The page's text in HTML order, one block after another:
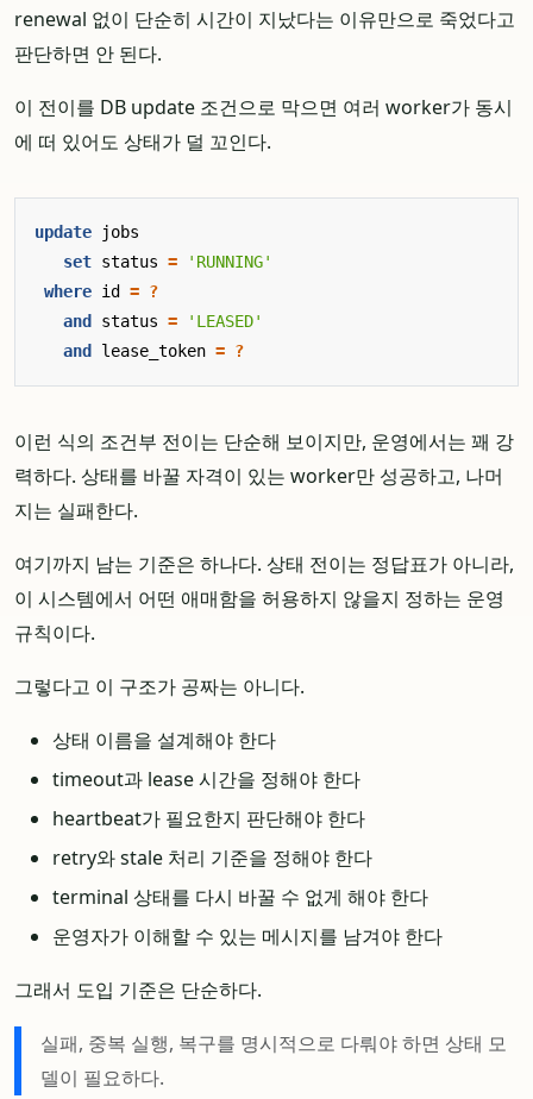
renewal 없이 단순히 시간이 지났다는 이유만으로 죽었다고
판단하면 안 된다.
이 전이를 DB update 조건으로 막으면 여러 worker가 동시
에 떠 있어도 상태가 덜 꼬인다.
update
jobs
set status =
'RUNNING'
where id = ?
and
status =
'LEASED'
and
lease_token = ?
이런 식의 조건부 전이는 단순해 보이지만, 운영에서는 꽤 강
력하다. 상태를 바꿀 자격이 있는 worker만 성공하고, 나머
지는 실패한다.
여기까지 남는 기준은 하나다. 상태 전이는 정답표가 아니라,
이 시스템에서 어떤 애매함을 허용하지 않을지 정하는 운영
규칙이다.
그렇다고 이 구조가 공짜는 아니다.
상태 이름을 설계해야 한다
timeout과 lease 시간을 정해야 한다
heartbeat가 필요한지 판단해야 한다
retry와 stale 처리 기준을 정해야 한다
terminal 상태를 다시 바꿀 수 없게 해야 한다
운영자가 이해할 수 있는 메시지를 남겨야 한다
그래서 도입 기준은 단순하다.
실패, 중복 실행, 복구를 명시적으로 다뤄야 하면 상태 모
델이 필요하다.